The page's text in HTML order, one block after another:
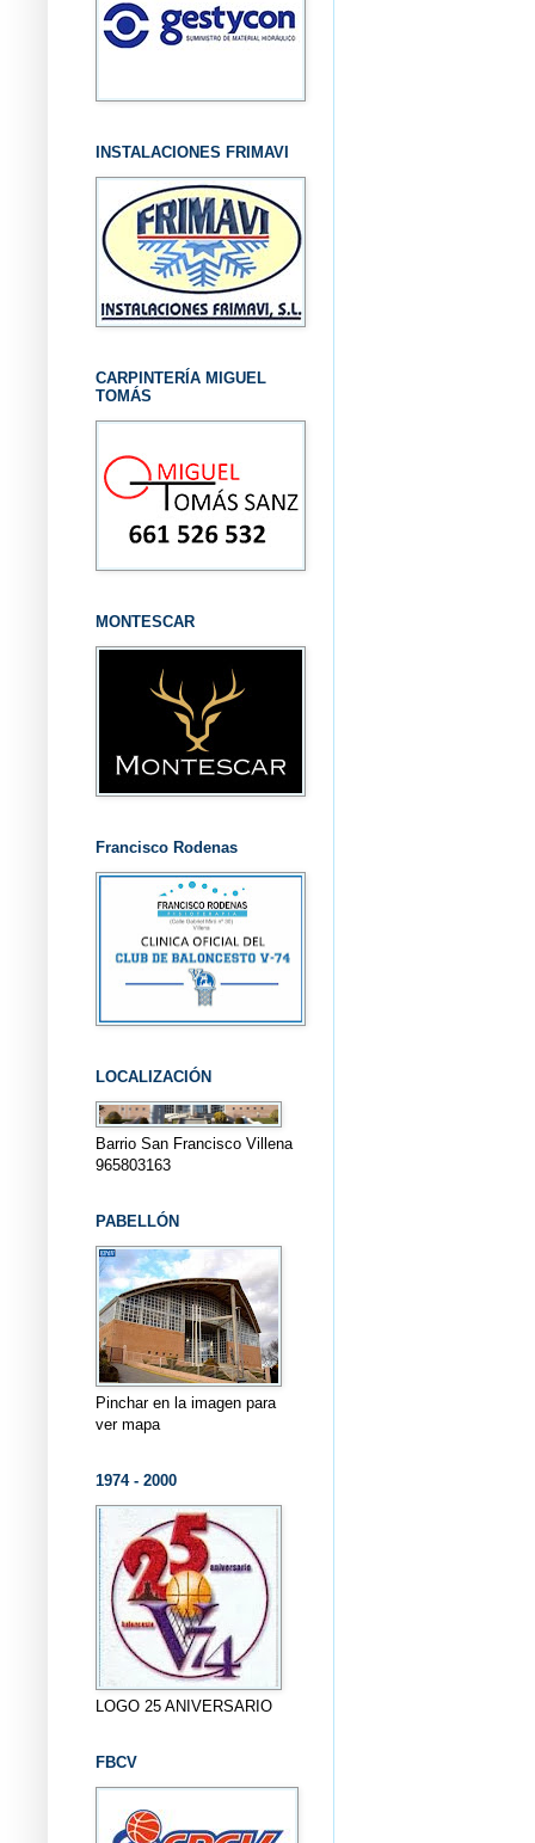
INSTALACIONES FRIMAVI
CARPINTERÍA MIGUEL
TOMÁS
MONTESCAR
Francisco Rodenas
LOCALIZACIÓN
Barrio San Francisco Villena
965803163
PABELLÓN
Pinchar en la imagen para
ver mapa
1974 - 2000
LOGO 25 ANIVERSARIO
FBCV